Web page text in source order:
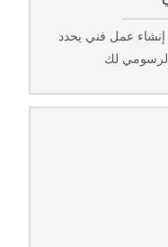
إنشاء عمل فني يحدد
الرسومي لك